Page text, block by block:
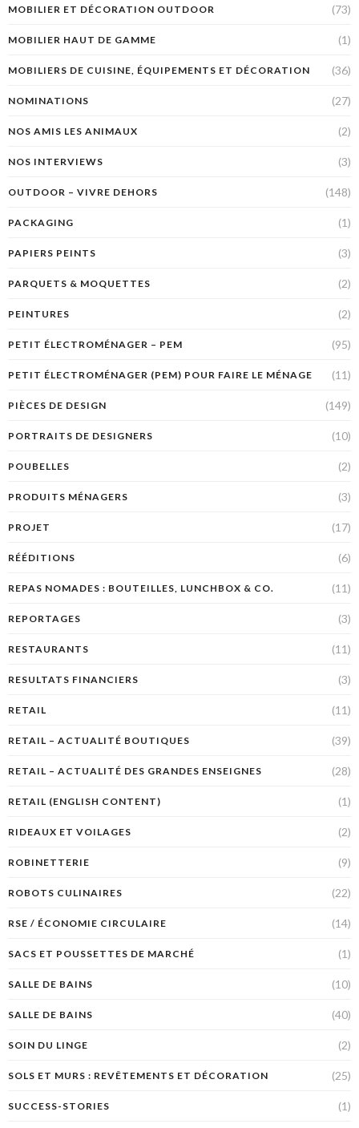
MOBILIER ET DÉCORATION OUTDOOR (73)
MOBILIER HAUT DE GAMME (1)
MOBILIERS DE CUISINE, ÉQUIPEMENTS ET DÉCORATION (36)
NOMINATIONS (27)
NOS AMIS LES ANIMAUX (2)
NOS INTERVIEWS (3)
OUTDOOR – VIVRE DEHORS (148)
PACKAGING (1)
PAPIERS PEINTS (3)
PARQUETS & MOQUETTES (2)
PEINTURES (2)
PETIT ÉLECTROMÉNAGER – PEM (95)
PETIT ÉLECTROMÉNAGER (PEM) POUR FAIRE LE MÉNAGE (11)
PIÈCES DE DESIGN (149)
PORTRAITS DE DESIGNERS (10)
POUBELLES (2)
PRODUITS MÉNAGERS (3)
PROJET (17)
RÉÉDITIONS (6)
REPAS NOMADES : BOUTEILLES, LUNCHBOX & CO. (11)
REPORTAGES (3)
RESTAURANTS (11)
RESULTATS FINANCIERS (3)
RETAIL (11)
RETAIL – ACTUALITÉ BOUTIQUES (39)
RETAIL – ACTUALITÉ DES GRANDES ENSEIGNES (28)
RETAIL (ENGLISH CONTENT) (1)
RIDEAUX ET VOILAGES (2)
ROBINETTERIE (9)
ROBOTS CULINAIRES (22)
RSE / ÉCONOMIE CIRCULAIRE (14)
SACS ET POUSSETTES DE MARCHÉ (1)
SALLE DE BAINS (10)
SALLE DE BAINS (40)
SOIN DU LINGE (2)
SOLS ET MURS : REVÊTEMENTS ET DÉCORATION (25)
SUCCESS-STORIES (1)